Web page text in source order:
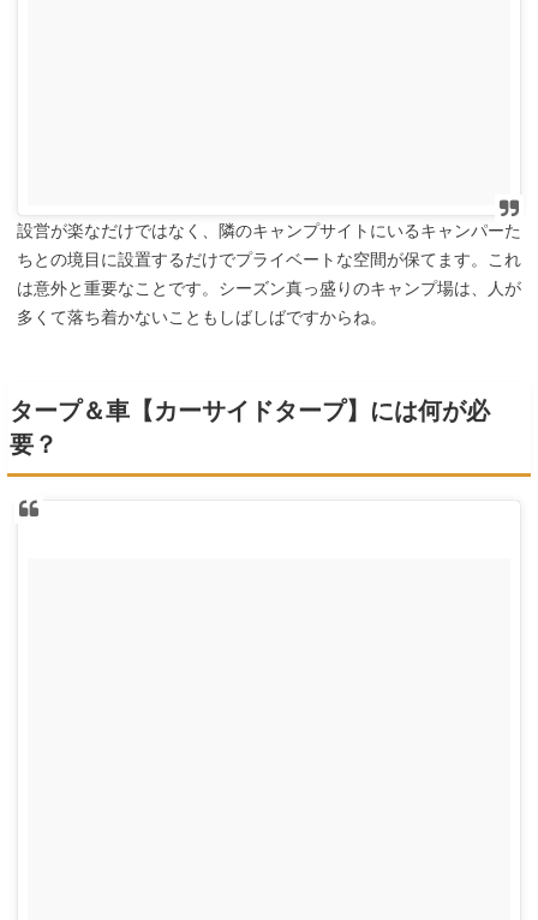
設営が楽なだけではなく、隣のキャンプサイトにいるキャンパーた
ちとの境目に設置するだけでプライベートな空間が保てます。これ
は意外と重要なことです。シーズン真っ盛りのキャンプ場は、人が
多くて落ち着かないこともしばしばですからね。
タープ＆車【カーサイドタープ】には何が必
要？